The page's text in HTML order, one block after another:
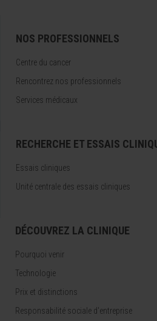
NOS PROFESSIONNELS
Centre du cancer
Rencontrez nos professionnels
Services médicaux
RECHERCHE ET ESSAIS
Essais cliniques
Unité centrale des essais cliniques
DÉCOUVREZ LA CLINIQUE
Pourquoi venir
Technologie
Prix et distinctions
Responsabilité sociale d'entreprise